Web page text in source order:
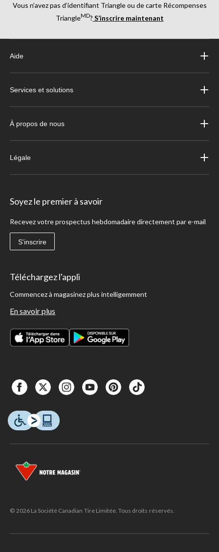
Vous n’avez pas d’identifiant Triangle ou de carte Récompenses
TriangleMD? S’inscrire maintenant
Aide
Services et solutions
À propos de nous
Légale
Soyez le premier à savoir
Recevez votre prospectus hebdomadaire directement par e-mail
S'inscrire
Téléchargez l'appli
Commencez à magasinez plus intelligemment
En savoir plus
© 2026 La Société Canadian Tire Limitée. Tous droits réservés.